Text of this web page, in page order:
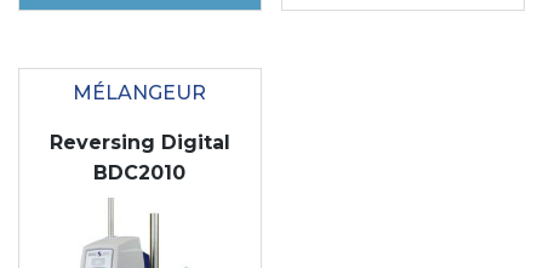
MÉLANGEUR
Reversing Digital
BDC2010